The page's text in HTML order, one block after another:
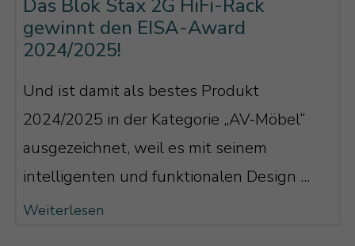
Das Blok Stax 2G HiFi-Rack
gewinnt den EISA-Award
2024/2025!
Und ist damit als bestes Produkt
2024/2025 in der Kategorie „AV-Möbel“
ausgezeichnet, weil es mit seinem
intelligenten und funktionalen Design ...
Weiterlesen